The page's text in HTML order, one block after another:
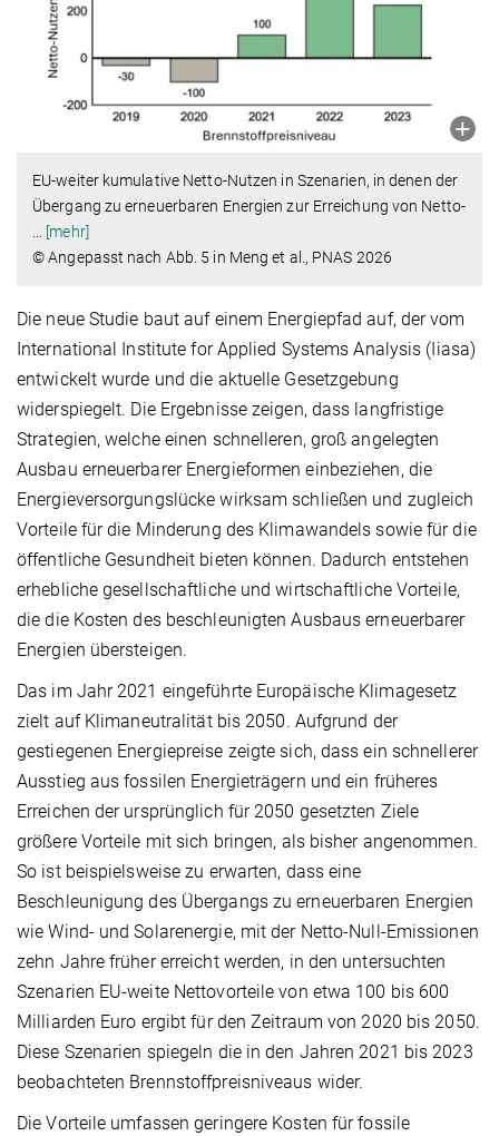
EU-weiter kumulative Netto-Nutzen in Szenarien, in denen der
Übergang zu erneuerbaren Energien zur Erreichung von Netto-
… [mehr]
© Angepasst nach Abb. 5 in Meng et al., PNAS 2026
Die neue Studie baut auf einem Energiepfad auf, der vom
International Institute for Applied Systems Analysis (Iiasa)
entwickelt wurde und die aktuelle Gesetzgebung
widerspiegelt. Die Ergebnisse zeigen, dass langfristige
Strategien, welche einen schnelleren, groß angelegten
Ausbau erneuerbarer Energieformen einbeziehen, die
Energieversorgungslücke wirksam schließen und zugleich
Vorteile für die Minderung des Klimawandels sowie für die
öffentliche Gesundheit bieten können. Dadurch entstehen
erhebliche gesellschaftliche und wirtschaftliche Vorteile,
die die Kosten des beschleunigten Ausbaus erneuerbarer
Energien übersteigen.
Das im Jahr 2021 eingeführte Europäische Klimagesetz
zielt auf Klimaneutralität bis 2050. Aufgrund der
gestiegenen Energiepreise zeigte sich, dass ein schnellerer
Ausstieg aus fossilen Energieträgern und ein früheres
Erreichen der ursprünglich für 2050 gesetzten Ziele
größere Vorteile mit sich bringen, als bisher angenommen.
So ist beispielsweise zu erwarten, dass eine
Beschleunigung des Übergangs zu erneuerbaren Energien
wie Wind- und Solarenergie, mit der Netto-Null-Emissionen
zehn Jahre früher erreicht werden, in den untersuchten
Szenarien EU-weite Nettovorteile von etwa 100 bis 600
Milliarden Euro ergibt für den Zeitraum von 2020 bis 2050.
Diese Szenarien spiegeln die in den Jahren 2021 bis 2023
beobachteten Brennstoffpreisniveaus wider.
Die Vorteile umfassen geringere Kosten für fossile